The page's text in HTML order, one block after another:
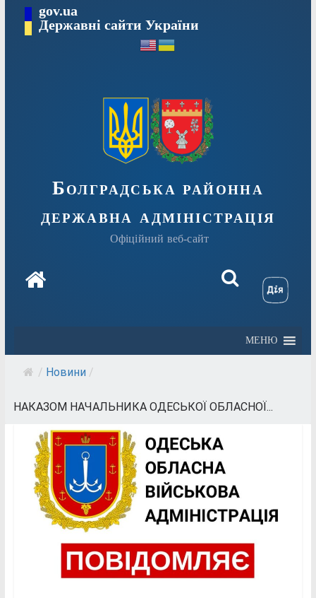
Перейтиgov.ua
Державні сайти України
Болградська районна
державна адміністрація
Офіційний веб-сайт
МЕНЮ
/ Новини /
НАКАЗОМ НАЧАЛЬНИКА ОДЕСЬКОЇ ОБЛАСНОЇ...